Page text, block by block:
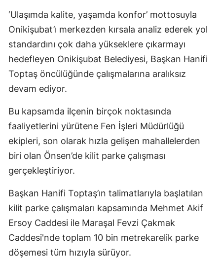
‘Ulaşımda kalite, yaşamda konfor’ mottosuyla
Onikişubat’ı merkezden kırsala analiz ederek yol
standardını çok daha yükseklere çıkarmayı
hedefleyen Onikişubat Belediyesi, Başkan Hanifi
Toptaş öncülüğünde çalışmalarına aralıksız
devam ediyor.
Bu kapsamda ilçenin birçok noktasında
faaliyetlerini yürütene Fen İşleri Müdürlüğü
ekipleri, son olarak hızla gelişen mahallelerden
biri olan Önsen’de kilit parke çalışması
gerçekleştiriyor.
Başkan Hanifi Toptaş’ın talimatlarıyla başlatılan
kilit parke çalışmaları kapsamında Mehmet Akif
Ersoy Caddesi ile Maraşal Fevzi Çakmak
Caddesi'nde toplam 10 bin metrekarelik parke
döşemesi tüm hızıyla sürüyor.